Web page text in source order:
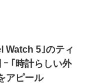
Watch 5｣のティ
｢時計らしい外
アピール